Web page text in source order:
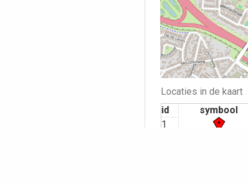
Locaties in de kaart
id
symbool
1